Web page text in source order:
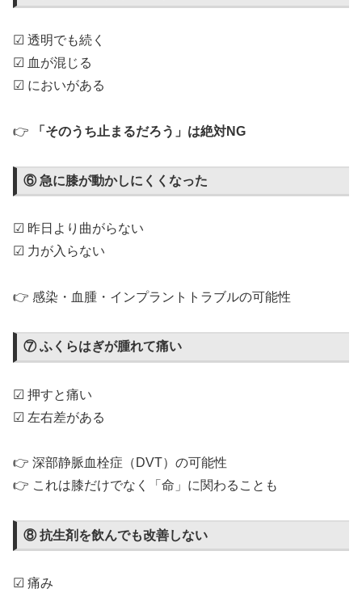
☑ 透明でも続く
☑ 血が混じる
☑ においがある
👉 「そのうち止まるだろう」は絶対NG
⑥ 急に膝が動かしにくくなった
☑ 昨日より曲がらない
☑ 力が入らない
👉 感染・血腫・インプラントトラブルの可能性
⑦ ふくらはぎが腫れて痛い
☑ 押すと痛い
☑ 左右差がある
👉 深部静脈血栓症（DVT）の可能性
👉 これは膝だけでなく「命」に関わることも
⑧ 抗生剤を飲んでも改善しない
☑ 痛み